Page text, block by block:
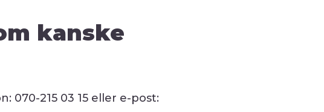
kanske
070-215 03 15 eller e-post: